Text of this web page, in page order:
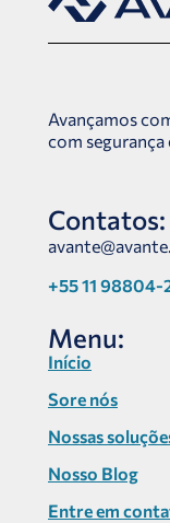
Avançamos
com segurança
Contatos:
+55 11 98804-
Menu:
Início
Sore nós
Nossas
Nosso Blog
Entre em